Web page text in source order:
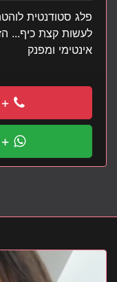
לעשות קצת כיף...
אינטימי ומפנק
+972503274580
+972528637433